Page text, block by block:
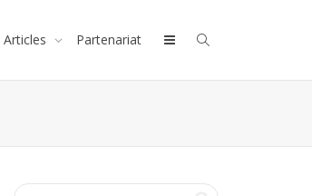
Articles Partenariat